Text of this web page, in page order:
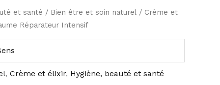
et santé / Bien être et soin naturel / Crème et
Réparateur Intensif
, Crème et élixir, Hygiène, beauté et santé
: